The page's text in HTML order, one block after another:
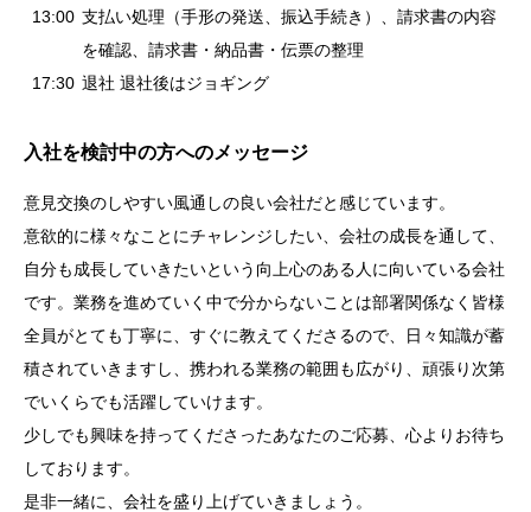
13:00 支払い処理（手形の発送、振込手続き）、請求書の内容
を確認、請求書・納品書・伝票の整理
17:30 退社 退社後はジョギング
入社を検討中の方へのメッセージ
意見交換のしやすい風通しの良い会社だと感じています。
意欲的に様々なことにチャレンジしたい、会社の成長を通して、
自分も成長していきたいという向上心のある人に向いている会社
です。業務を進めていく中で分からないことは部署関係なく皆様
全員がとても丁寧に、すぐに教えてくださるので、日々知識が蓄
積されていきますし、携われる業務の範囲も広がり、頑張り次第
でいくらでも活躍していけます。
少しでも興味を持ってくださったあなたのご応募、心よりお待ち
しております。
是非一緒に、会社を盛り上げていきましょう。